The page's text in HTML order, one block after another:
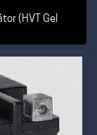
(HVT Gel